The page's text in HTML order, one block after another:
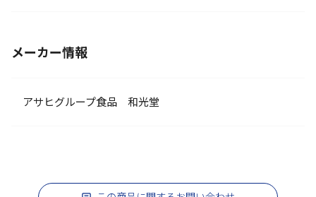
メーカー情報
アサヒグループ食品 和光堂